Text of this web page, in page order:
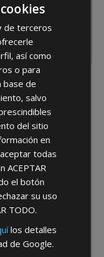
de Privacidad
y empresas minoristas y
mayoristas.
de terceros
así como
o para
base de
salvo
del sitio
en
todas
ACEPTAR
el botón
su uso
TODO.
los detalles
de Google.